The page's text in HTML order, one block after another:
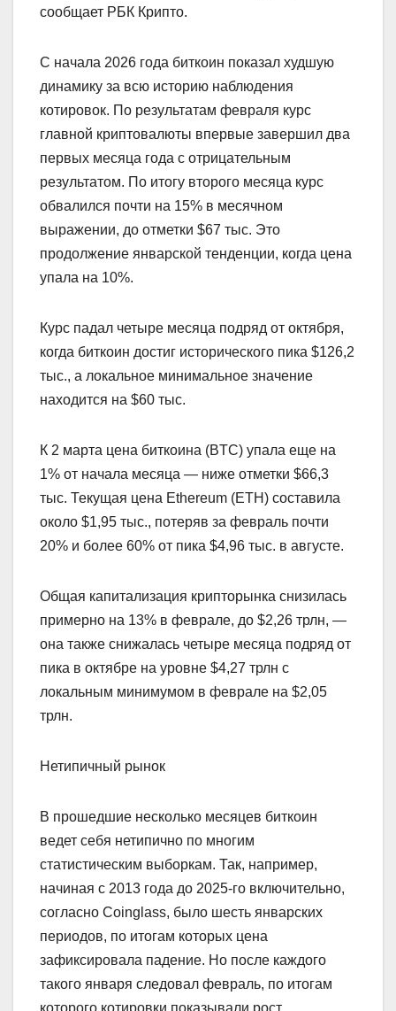
сообщает РБК Крипто.
С начала 2026 года биткоин показал худшую
динамику за всю историю наблюдения
котировок. По результатам февраля курс
главной криптовалюты впервые завершил два
первых месяца года с отрицательным
результатом. По итогу второго месяца курс
обвалился почти на 15% в месячном
выражении, до отметки $67 тыс. Это
продолжение январской тенденции, когда цена
упала на 10%.
Курс падал четыре месяца подряд от октября,
когда биткоин достиг исторического пика $126,2
тыс., а локальное минимальное значение
находится на $60 тыс.
К 2 марта цена биткоина (BTC) упала еще на
1% от начала месяца — ниже отметки $66,3
тыс. Текущая цена Ethereum (ETH) составила
около $1,95 тыс., потеряв за февраль почти
20% и более 60% от пика $4,96 тыс. в августе.
Общая капитализация крипторынка снизилась
примерно на 13% в феврале, до $2,26 трлн, —
она также снижалась четыре месяца подряд от
пика в октябре на уровне $4,27 трлн с
локальным минимумом в феврале на $2,05
трлн.
Нетипичный рынок
В прошедшие несколько месяцев биткоин
ведет себя нетипично по многим
статистическим выборкам. Так, например,
начиная с 2013 года до 2025-го включительно,
согласно Coinglass, было шесть январских
периодов, по итогам которых цена
зафиксировала падение. Но после каждого
такого января следовал февраль, по итогам
которого котировки показывали рост.